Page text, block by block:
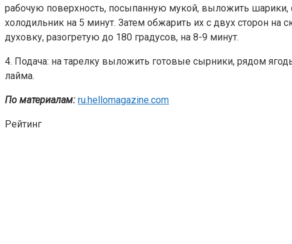
рабочую поверхность, посыпанную мукой, выложить шарики,
холодильник на 5 минут. Затем обжарить их с двух сторон на
духовку, разогретую до 180 градусов, на 8-9 минут.
4. Подача: на тарелку выложить готовые сырники, рядом
лайма.
По материалам: ru.hellomagazine.com
Рейтинг